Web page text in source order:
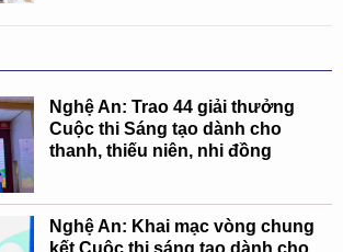
Nghệ An: Trao 44 giải thưởng
Cuộc thi Sáng tạo dành cho
thanh, thiếu niên, nhi đồng
Nghệ An: Khai mạc vòng chung
kết Cuộc thi sáng tạo dành cho